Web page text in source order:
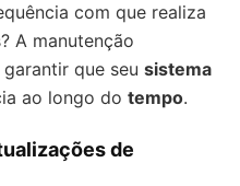
com que realiza
A manutenção
que seu sistema
ao longo do tempo.
de